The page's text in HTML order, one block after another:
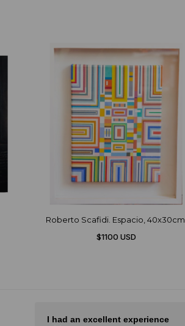
Roberto Scafidi. Espacio, 40x30cm.
$1100 USD
I had an excellent experience